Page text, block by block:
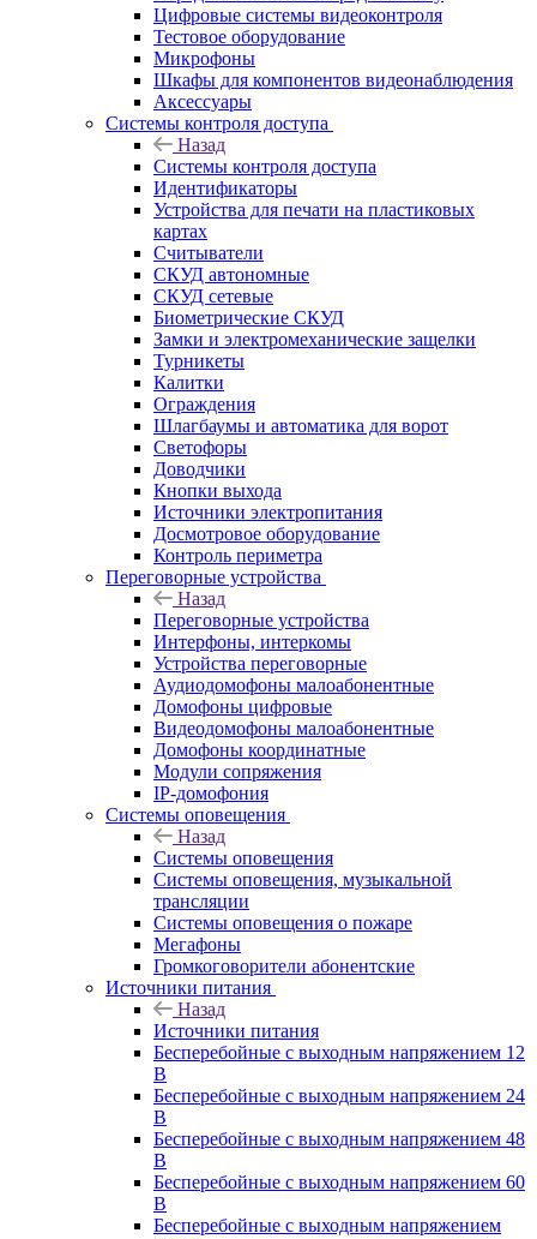
Цифровые системы видеоконтроля
Тестовое оборудование
Микрофоны
Шкафы для компонентов видеонаблюдения
Аксессуары
Системы контроля доступа
Назад
Системы контроля доступа
Идентификаторы
Устройства для печати на пластиковых
картах
Считыватели
СКУД автономные
СКУД сетевые
Биометрические СКУД
Замки и электромеханические защелки
Турникеты
Калитки
Ограждения
Шлагбаумы и автоматика для ворот
Светофоры
Доводчики
Кнопки выхода
Источники электропитания
Досмотровое оборудование
Контроль периметра
Переговорные устройства
Назад
Переговорные устройства
Интерфоны, интеркомы
Устройства переговорные
Аудиодомофоны малоабонентные
Домофоны цифровые
Видеодомофоны малоабонентные
Домофоны координатные
Модули сопряжения
IP-домофония
Системы оповещения
Назад
Системы оповещения
Системы оповещения, музыкальной
трансляции
Системы оповещения о пожаре
Мегафоны
Громкоговорители абонентские
Источники питания
Назад
Источники питания
Бесперебойные с выходным напряжением 12
В
Бесперебойные с выходным напряжением 24
В
Бесперебойные с выходным напряжением 48
В
Бесперебойные с выходным напряжением 60
В
Бесперебойные с выходным напряжением